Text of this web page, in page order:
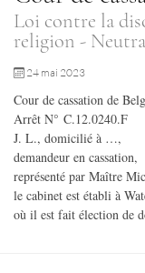
Loi contre la
religion -
24 mai 2023
Cour de cassation de
Arrêt N° C.12.0240.F
J. L., domicilié à …,
demandeur en cassation,
représenté par Maître
le cabinet est établi à
où il est fait élection de